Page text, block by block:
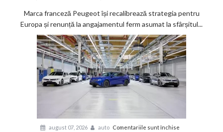
a
100%
electric
până
2030
șapte
Marca franceză Peugeot își recalibrează strategia pentru
Europa și renunță la angajamentul ferm asumat la sfârșitul...
august 07, 2026 auto Comentariile sunt închise